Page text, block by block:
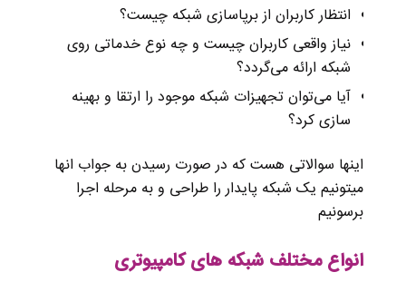
انتظار کاربران از برپاسازی شبکه چیست؟
نیاز واقعی کاربران چیست و چه نوع خدماتی روی
شبکه ارائه می‌گردد؟
آیا می‌توان تجهیزات شبکه موجود را ارتقا و بهینه
سازی کرد؟
اینها سوالاتی هست که در صورت رسیدن به جواب انها
میتونیم یک شبکه پایدار را طراحی و به مرحله اجرا
برسونیم
انواع مختلف شبکه های کامپیوتری